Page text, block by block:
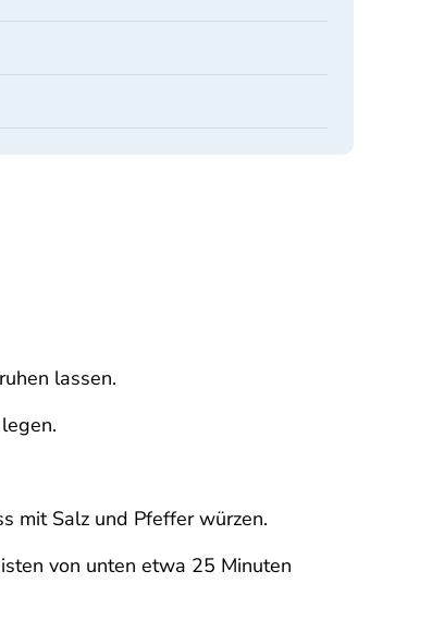
lassen.
mit Salz und Pfeffer würzen.
von unten etwa 25 Minuten